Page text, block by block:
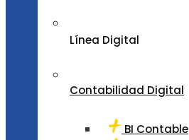
Línea Digital
Contabilidad Digital
BI Contable